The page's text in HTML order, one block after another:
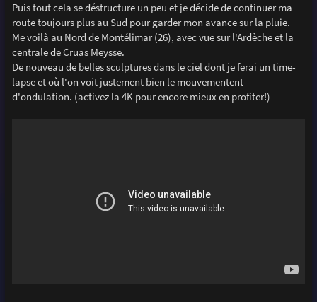
Puis tout cela se déstructure un peu et je décide de continuer ma
route toujours plus au Sud pour garder mon avance sur la pluie.
Me voilà au Nord de Montélimar (26), avec vue sur l'Ardèche et la
centrale de Cruas Meysse.
De nouveau de belles sculptures dans le ciel dont je ferai un time-
lapse et où l'on voit justement bien le mouvementent
d'ondulation. (activez la 4K pour encore mieux en profiter!)